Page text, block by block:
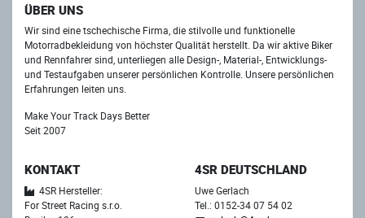
ÜBER UNS
Wir sind eine tschechische Firma, die stilvolle und funktionelle
Motorradbekleidung von höchster Qualität herstellt. Da wir aktive Biker
und Rennfahrer sind, unterliegen alle Design-, Material-, Entwicklungs-
und Testaufgaben unserer persönlichen Kontrolle. Unsere persönlichen
Erfahrungen leiten uns.
Make Your Track Days Better
Seit 2007
KONTAKT
4SR Hersteller:
For Street Racing s.r.o.
4SR DEUTSCHLAND
Uwe Gerlach
Tel.: 0152-34 07 54 02